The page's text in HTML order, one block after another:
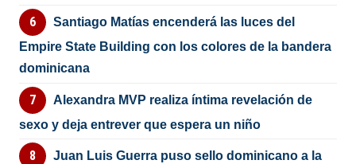
Santiago Matías encenderá las luces del
Empire State Building con los colores de la bandera
dominicana
Alexandra MVP realiza íntima revelación de
sexo y deja entrever que espera un niño
Juan Luis Guerra puso sello dominicano a la